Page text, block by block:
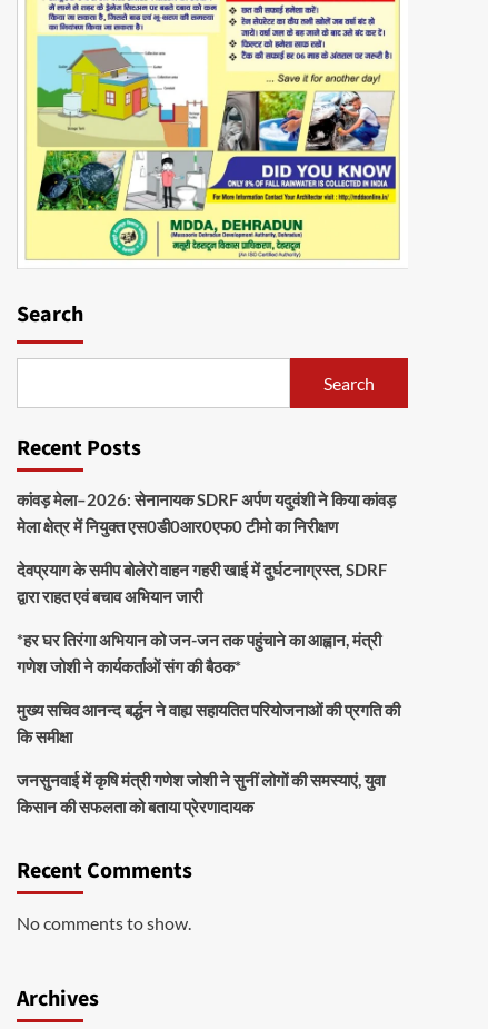
Search
Search
Recent Posts
कांवड़ मेला–2026: सेनानायक SDRF अर्पण यदुवंशी ने किया कांवड़
मेला क्षेत्र में नियुक्त एस0डी0आर0एफ0 टीमो का निरीक्षण
देवप्रयाग के समीप बोलेरो वाहन गहरी खाई में दुर्घटनाग्रस्त, SDRF
द्वारा राहत एवं बचाव अभियान जारी
*हर घर तिरंगा अभियान को जन-जन तक पहुंचाने का आह्वान, मंत्री
गणेश जोशी ने कार्यकर्ताओं संग की बैठक*
मुख्य सचिव आनन्द बर्द्धन ने वाह्य सहायतित परियोजनाओं की प्रगति की
कि समीक्षा
जनसुनवाई में कृषि मंत्री गणेश जोशी ने सुनीं लोगों की समस्याएं, युवा
किसान की सफलता को बताया प्रेरणादायक
Recent Comments
No comments to show.
Archives